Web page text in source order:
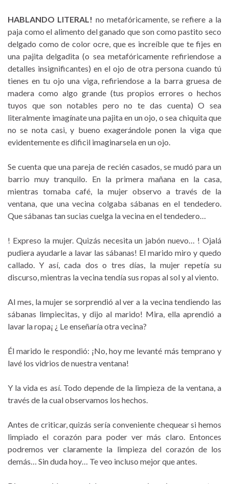
HABLANDO LITERAL! no metafóricamente, se refiere a la
paja como el alimento del ganado que son como pastito seco
delgado como de color ocre, que es increíble que te fijes en
una pajita delgadita (o sea metafóricamente refiriendose a
detalles insignificantes) en el ojo de otra persona cuando tú
tienes en tu ojo una viga, refiriendose a la barra gruesa de
madera como algo grande (tus propios errores o hechos
tuyos que son notables pero no te das cuenta) O sea
literalmente imagínate una pajita en un ojo, o sea chiquita que
no se nota casi, y bueno exagerándole ponen la viga que
evidentemente es dificil imaginarsela en un ojo.
Se cuenta que una pareja de recién casados, se mudó para un
barrio muy tranquilo. En la primera mañana en la casa,
mientras tomaba café, la mujer observo a través de la
ventana, que una vecina colgaba sábanas en el tendedero.
Que sábanas tan sucias cuelga la vecina en el tendedero…
! Expreso la mujer. Quizás necesita un jabón nuevo… ! Ojalá
pudiera ayudarle a lavar las sábanas! El marido miro y quedo
callado. Y así, cada dos o tres días, la mujer repetía su
discurso, mientras la vecina tendía sus ropas al sol y al viento.
Al mes, la mujer se sorprendió al ver a la vecina tendiendo las
sábanas limpiecitas, y dijo al marido! Mira, ella aprendió a
lavar la ropa¡ ¿ Le enseñaría otra vecina?
Él marido le respondió: ¡No, hoy me levanté más temprano y
lavé los vidrios de nuestra ventana!
Y la vida es así. Todo depende de la limpieza de la ventana, a
través de la cual observamos los hechos.
Antes de criticar, quizás sería conveniente chequear si hemos
limpiado el corazón para poder ver más claro. Entonces
podremos ver claramente la limpieza del corazón de los
demás… Sin duda hoy… Te veo incluso mejor que antes.